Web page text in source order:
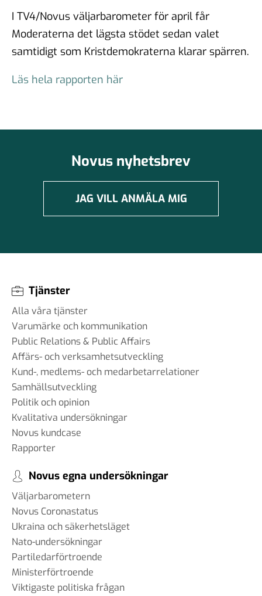
I TV4/Novus väljarbarometer för april får
Moderaterna det lägsta stödet sedan valet
samtidigt som Kristdemokraterna klarar spärren.
Läs hela rapporten här
Novus nyhetsbrev
JAG VILL ANMÄLA MIG
Tjänster
Alla våra tjänster
Varumärke och kommunikation
Public Relations & Public Affairs
Affärs- och verksamhetsutveckling
Kund-, medlems- och medarbetarrelationer
Samhällsutveckling
Politik och opinion
Kvalitativa undersökningar
Novus kundcase
Rapporter
Novus egna undersökningar
Väljarbarometern
Novus Coronastatus
Ukraina och säkerhetsläget
Nato-undersökningar
Partiledarförtroende
Ministerförtroende
Viktigaste politiska frågan